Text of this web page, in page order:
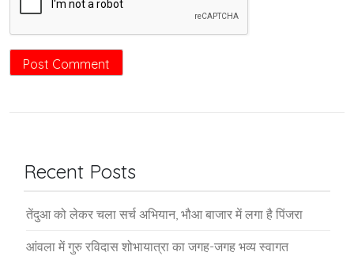
Recent Posts
तेंदुआ को लेकर चला सर्च अभियान, भौआ बाजार में लगा है पिंजरा
आंवला में गुरु रविदास शोभायात्रा का जगह-जगह भव्य स्वागत